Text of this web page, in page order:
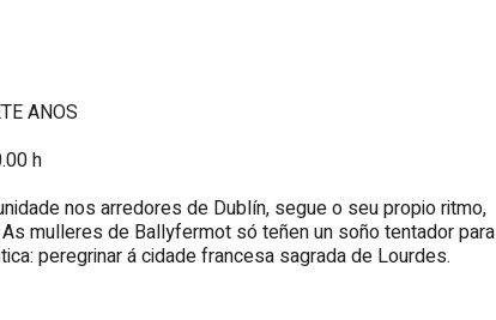
ANOS
h
nos arredores de Dublín, segue o seu propio ritmo,
mulleres de Ballyfermot só teñen un soño tentador para
peregrinar á cidade francesa sagrada de Lourdes.